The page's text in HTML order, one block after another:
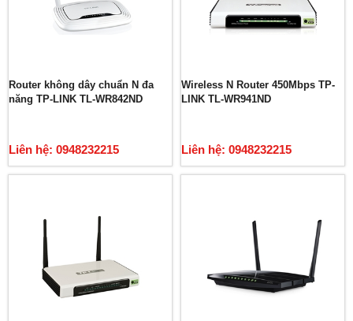
Router không dây chuẩn N đa
năng TP-LINK TL-WR842ND
Liên hệ: 0948232215
Wireless N Router 450Mbps TP-
LINK TL-WR941ND
Liên hệ: 0948232215